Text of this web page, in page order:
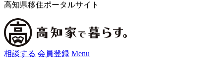
高知県移住ポータルサイト
相談する 会員登録 Menu